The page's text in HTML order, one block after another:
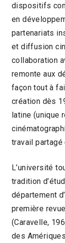
dispositifs
en
partenariats
et diffusion
collaboration
remonte aux
façon tout à
création dès
latine (unique
travail
L’université
tradition
département
première
(Caravelle,
des